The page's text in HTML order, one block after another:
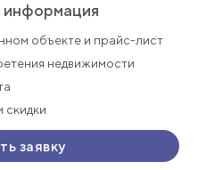
объекте и прайс-лист
недвижимости
заявку